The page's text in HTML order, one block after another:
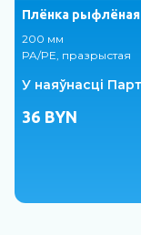
Плёнка
200 мм
PA/PE, празрыстая
У наяўнасці
36 BYN